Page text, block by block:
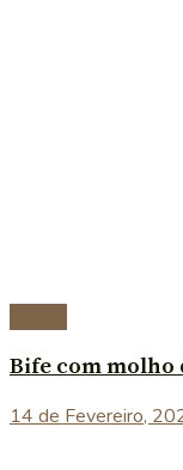
Bife com molho
14 de Fevereiro,